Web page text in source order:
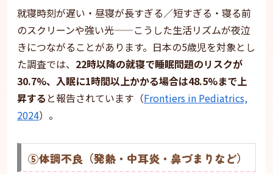
就寝時刻が遅い・昼寝が長すぎる／短すぎる・寝る前
のスクリーンや強い光——こうした生活リズムが夜泣
きにつながることがあります。日本の5歳児を対象とし
た調査では、 22時以降の就寝で睡眠問題のリスクが
30.7%、入眠に1時間以上かかる場合は48.5%まで上
昇する と報告されています（Frontiers in Pediatrics,
2024）。
⑤体調不良（発熱・中耳炎・鼻づまりなど）